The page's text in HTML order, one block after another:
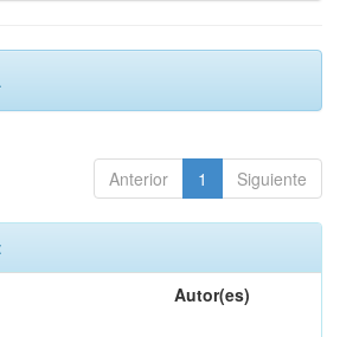
Anterior 1 Siguiente
Autor(es)